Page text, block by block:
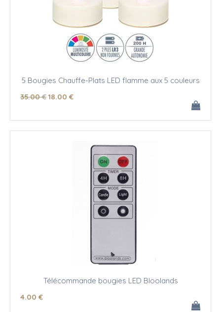
5 Bougies Chauffe-Plats LED flamme aux 5 couleurs
35.00 €18.00 €
Télécommande bougies LED Bloolands
4.00 €